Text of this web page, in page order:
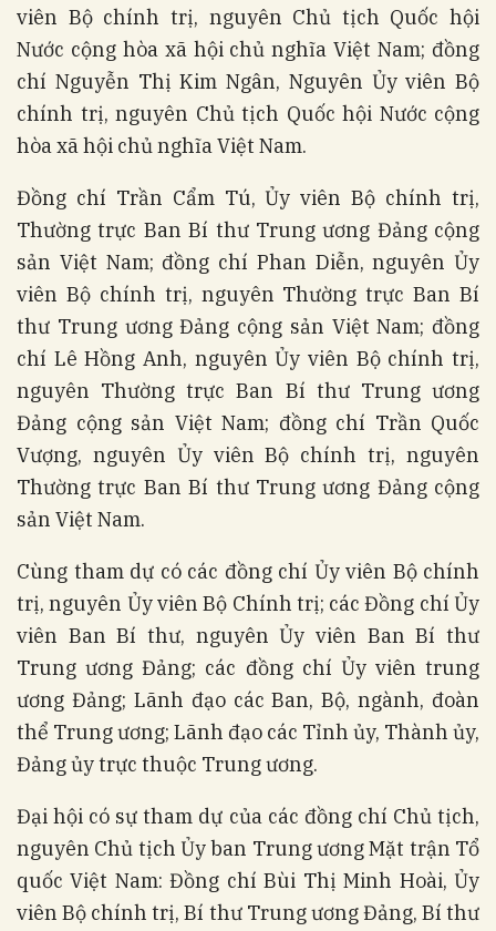
viên Bộ chính trị, nguyên Chủ tịch Quốc hội
Nước cộng hòa xã hội chủ nghĩa Việt Nam; đồng
chí Nguyễn Thị Kim Ngân, Nguyên Ủy viên Bộ
chính trị, nguyên Chủ tịch Quốc hội Nước cộng
hòa xã hội chủ nghĩa Việt Nam.
Đồng chí Trần Cẩm Tú, Ủy viên Bộ chính trị,
Thường trực Ban Bí thư Trung ương Đảng cộng
sản Việt Nam; đồng chí Phan Diễn, nguyên Ủy
viên Bộ chính trị, nguyên Thường trực Ban Bí
thư Trung ương Đảng cộng sản Việt Nam; đồng
chí Lê Hồng Anh, nguyên Ủy viên Bộ chính trị,
nguyên Thường trực Ban Bí thư Trung ương
Đảng cộng sản Việt Nam; đồng chí Trần Quốc
Vượng, nguyên Ủy viên Bộ chính trị, nguyên
Thường trực Ban Bí thư Trung ương Đảng cộng
sản Việt Nam.
Cùng tham dự có các đồng chí Ủy viên Bộ chính
trị, nguyên Ủy viên Bộ Chính trị; các Đồng chí Ủy
viên Ban Bí thư, nguyên Ủy viên Ban Bí thư
Trung ương Đảng; các đồng chí Ủy viên trung
ương Đảng; Lãnh đạo các Ban, Bộ, ngành, đoàn
thể Trung ương; Lãnh đạo các Tỉnh ủy, Thành ủy,
Đảng ủy trực thuộc Trung ương.
Đại hội có sự tham dự của các đồng chí Chủ tịch,
nguyên Chủ tịch Ủy ban Trung ương Mặt trận Tổ
quốc Việt Nam: Đồng chí Bùi Thị Minh Hoài, Ủy
viên Bộ chính trị, Bí thư Trung ương Đảng, Bí thư